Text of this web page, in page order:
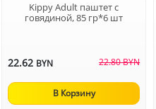
Kippy Adult паштет с
говядиной, 85 гр*6 шт
22.62 BYN 22.80 BYN
В Корзину